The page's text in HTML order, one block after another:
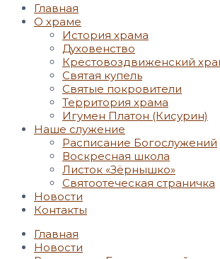
Главная
О храме
История храма
Духовенство
Крестовоздвиженский
Святая купель
Святые покровители
Территория храма
Игумен Платон (Кисурин)
Наше служение
Расписание Богослужений
Воскресная школа
Листок «Зёрнышко»
Святоотеческая страничка
Новости
Контакты
Главная
Новости